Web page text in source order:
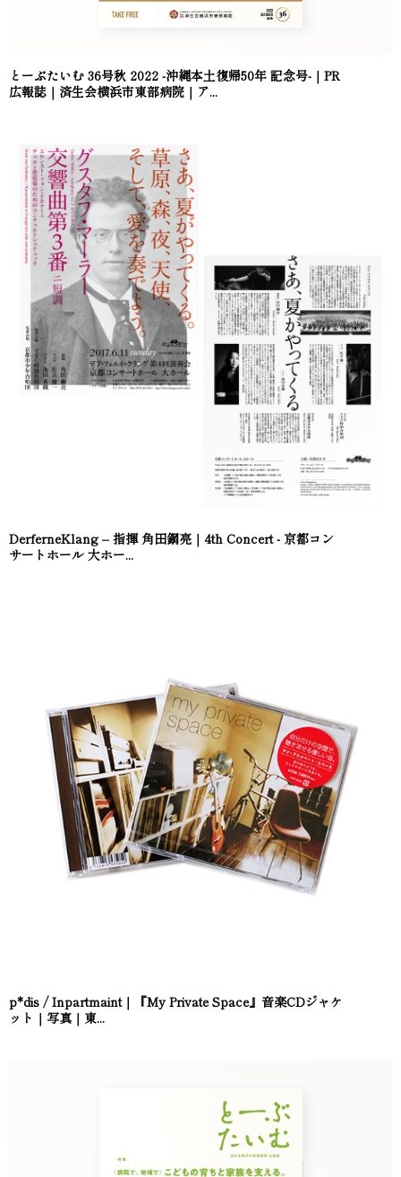
とーぶたいむ 36号秋 2022 -沖縄本土復帰50年 記念号-｜PR
広報誌｜済生会横浜市東部病院｜ア...
DerferneKlang – 指揮 角田鋼亮｜4th Concert - 京都コン
サートホール 大ホー...
p*dis / Inpartmaint｜『My Private Space』音楽CDジャケ
ット｜写真｜東...